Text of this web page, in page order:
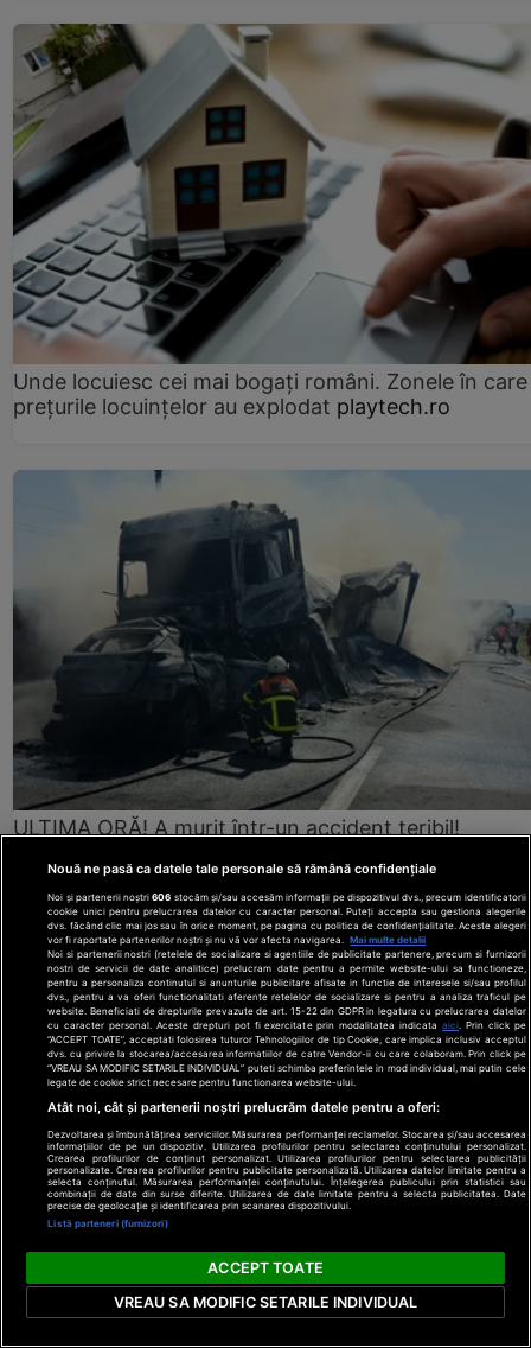
Unde locuiesc cei mai bogați români. Zonele în care
prețurile locuințelor au explodat playtech.ro
ULTIMA ORĂ! A murit într-un accident teribil!
Nouă ne pasă ca datele tale personale să rămână confidențiale
Noi și partenerii noștri606 stocăm și/sau accesăm informații pe dispozitivul dvs., precum identificatorii
cookie unici pentru prelucrarea datelor cu caracter personal. Puteți accepta sau gestiona alegerile
dvs. făcând clic mai jos sau în orice moment, pe pagina cu politica de confidențialitate. Aceste alegeri
vor fi raportate partenerilor noștri și nu vă vor afecta navigarea.
Mai multe detalii
Noi si partenerii nostri (retelele de socializare si agentiile de publicitate partenere, precum si furnizorii
nostri de servicii de date analitice) prelucram date pentru a permite website-ului sa functioneze,
pentru a personaliza continutul si anunturile publicitare afisate in functie de interesele si/sau profilul
dvs., pentru a va oferi functionalitati aferente retelelor de socializare si pentru a analiza traficul pe
website. Beneficiati de drepturile prevazute de art. 15-22 din GDPR in legatura cu prelucrarea datelor
cu caracter personal. Aceste drepturi pot fi exercitate prin modalitatea indicata aici. Prin click pe
“ACCEPT TOATE”, acceptati folosirea tuturor Tehnologiilor de tip Cookie, care implica inclusiv acceptul
dvs. cu privire la stocarea/accesarea informatiilor de catre Vendor-ii cu care colaboram. Prin click pe
“VREAU SA MODIFIC SETARILE INDIVIDUAL” puteti schimba preferintele in mod individual, mai putin cele
legate de cookie strict necesare pentru functionarea website-ului.
Atât noi, cât și partenerii noștri prelucrăm datele pentru a oferi:
Dezvoltarea și îmbunătățirea serviciilor. Măsurarea performanței reclamelor. Stocarea și/sau accesarea
informațiilor de pe un dispozitiv. Utilizarea profilurilor pentru selectarea conținutului personalizat.
Crearea profilurilor de conținut personalizat. Utilizarea profilurilor pentru selectarea publicității
personalizate. Crearea profilurilor pentru publicitate personalizată. Utilizarea datelor limitate pentru a
selecta conținutul. Măsurarea performanței conținutului. Înțelegerea publicului prin statistici sau
combinații de date din surse diferite. Utilizarea de date limitate pentru a selecta publicitatea. Date
precise de geolocație și identificarea prin scanarea dispozitivului.
Listă parteneri (furnizori)
ACCEPT TOATE
VREAU SA MODIFIC SETARILE INDIVIDUAL